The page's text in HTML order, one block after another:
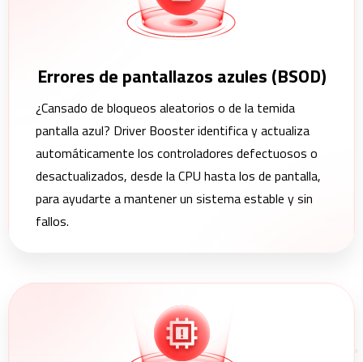
Errores de pantallazos azules (BSOD)
¿Cansado de bloqueos aleatorios o de la temida
pantalla azul? Driver Booster identifica y actualiza
automáticamente los controladores defectuosos o
desactualizados, desde la CPU hasta los de pantalla,
para ayudarte a mantener un sistema estable y sin
fallos.